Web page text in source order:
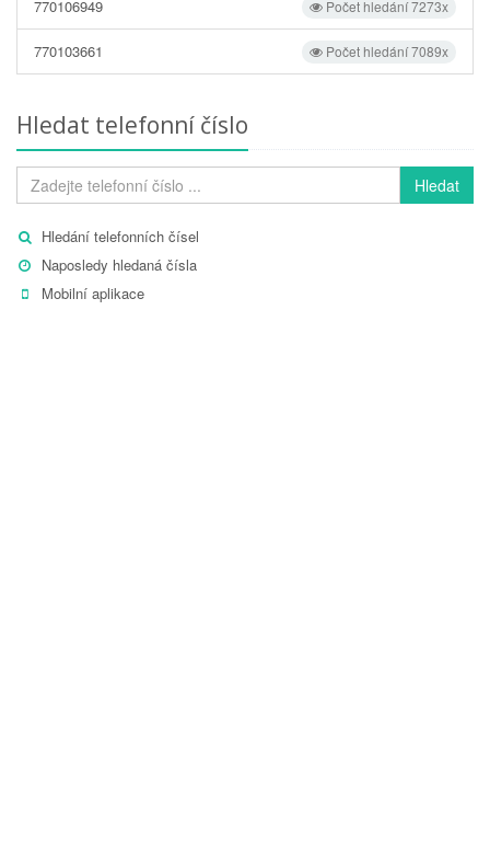
Počet hledání 7273x
770106949
Počet hledání 7089x
770103661
Hledat telefonní číslo
Hledat
Hledání telefonních čísel
Naposledy hledaná čísla
Mobilní aplikace